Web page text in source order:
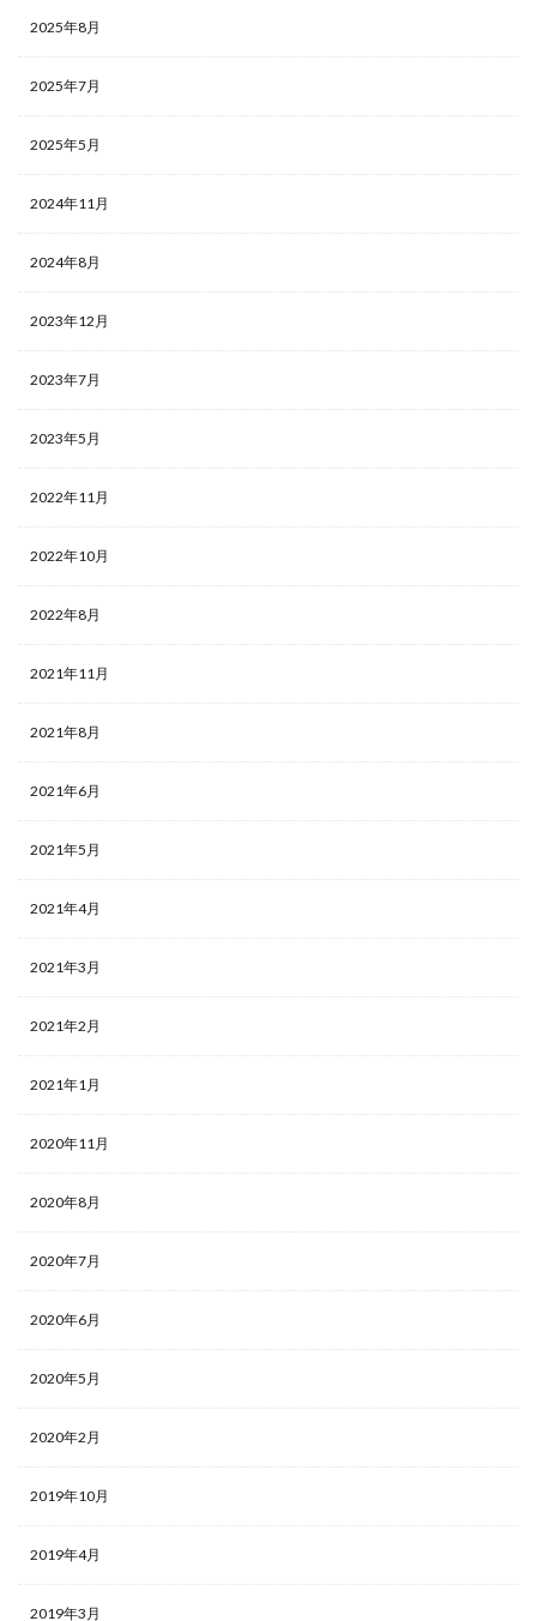
2025年8月
2025年7月
2025年5月
2024年11月
2024年8月
2023年12月
2023年7月
2023年5月
2022年11月
2022年10月
2022年8月
2021年11月
2021年8月
2021年6月
2021年5月
2021年4月
2021年3月
2021年2月
2021年1月
2020年11月
2020年8月
2020年7月
2020年6月
2020年5月
2020年2月
2019年10月
2019年4月
2019年3月